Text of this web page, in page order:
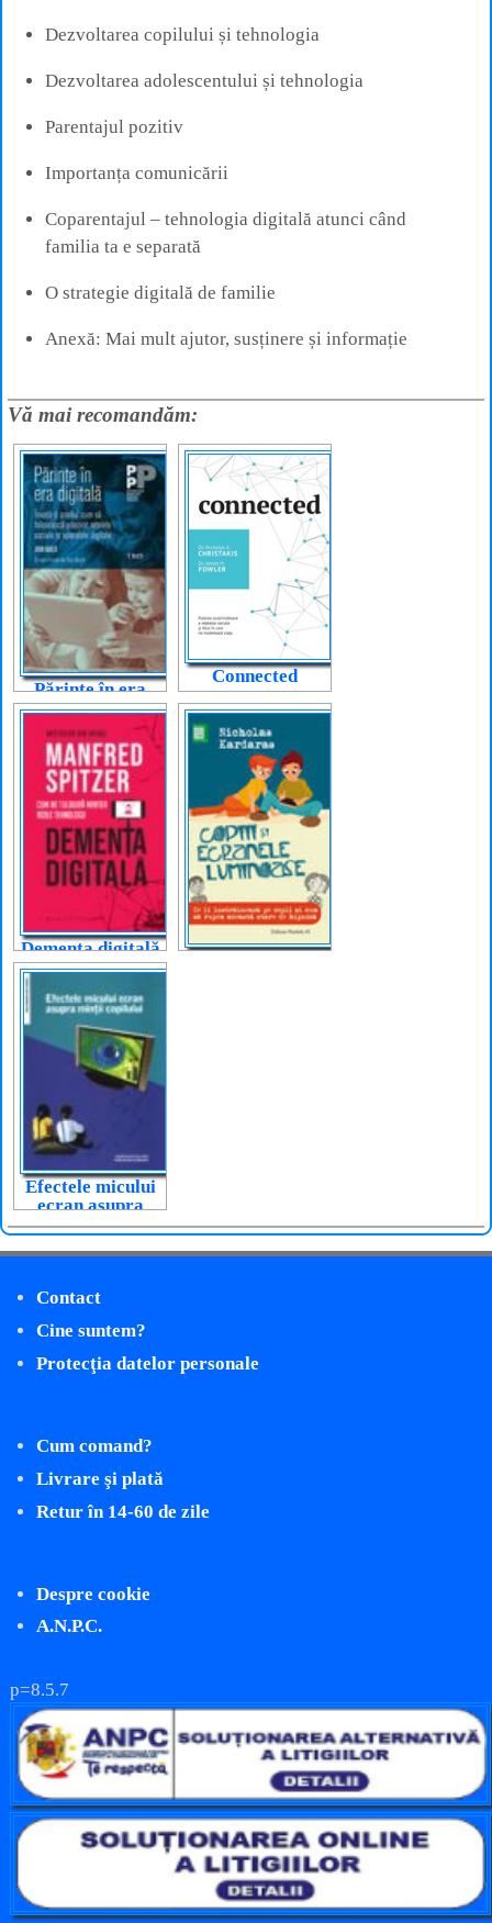
Dezvoltarea copilului și tehnologia
Dezvoltarea adolescentului și tehnologia
Parentajul pozitiv
Importanța comunicării
Coparentajul – tehnologia digitală atunci când
familia ta e separată
O strategie digitală de familie
Anexă: Mai mult ajutor, susținere și informație
Vă mai recomandăm:
Părinte în era
digitală
Connected
Demența digitală
Efectele micului
ecran asupra
minții copilului
Contact
Cine suntem?
Protecţia datelor personale
Cum comand?
Livrare şi plată
Retur în 14-60 de zile
Despre cookie
A.N.P.C.
p=8.5.7